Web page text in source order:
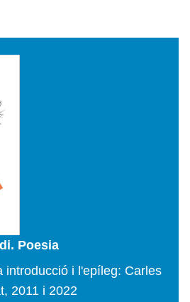
Poesia
introducció i l'epíleg: Carles
2011 i 2022